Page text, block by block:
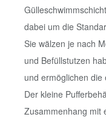
dabei um die
Sie wälzen je nach
und Befüllstutzen
und ermöglichen die
Der kleine
Zusammenhang mit